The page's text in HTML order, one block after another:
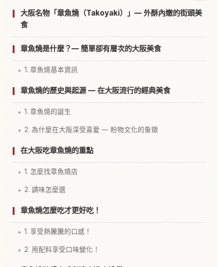
大阪名物「章魚燒（Takoyaki）」— 外酥內嫩的街頭美
食
章魚燒是什麼？— 簡單卻有層次的大阪美食
1. 章魚燒基本資訊
章魚燒的歷史與起源 — 在大阪流行的經典美食
1. 章魚燒的誕生
2. 為什麼在大阪深受喜愛 — 粉物文化的象徵
在大阪吃章魚燒的重點
1. 怎麼找章魚燒店
2. 調味怎麼選
章魚燒怎麼吃才更好吃！
1. 享受熱騰騰的口感！
2. 用配料享受口味變化！